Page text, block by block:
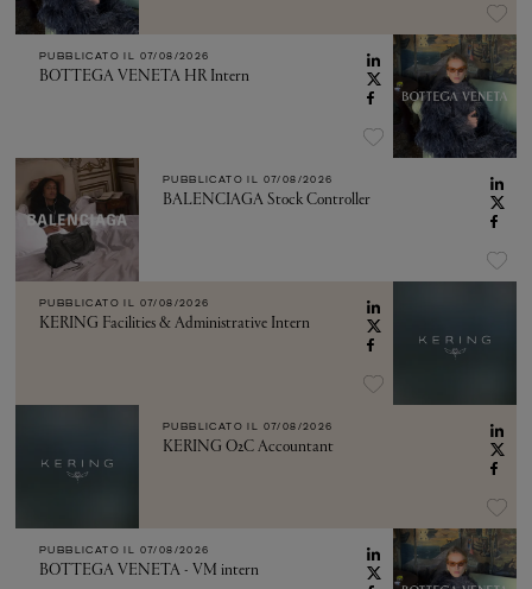
PUBBLICATO IL 07/08/2026
BOTTEGA VENETA HR Intern
PUBBLICATO IL 07/08/2026
BALENCIAGA Stock Controller
PUBBLICATO IL 07/08/2026
KERING Facilities & Administrative Intern
PUBBLICATO IL 07/08/2026
KERING O2C Accountant
PUBBLICATO IL 07/08/2026
BOTTEGA VENETA - VM intern